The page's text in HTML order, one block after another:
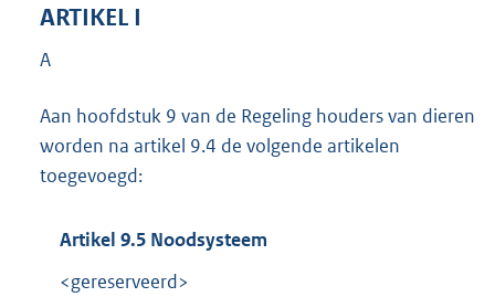
ARTIKEL I
A
Aan hoofdstuk 9 van de Regeling houders van dieren
worden na artikel 9.4 de volgende artikelen
toegevoegd:
Artikel 9.5 Noodsysteem
<gereserveerd>